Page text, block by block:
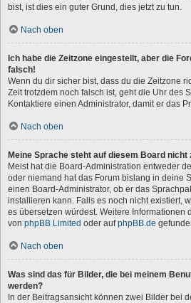
bist, ist dies ein guter Grund, dies jetzt zu tun.
Nach oben
Ich habe die Zeitzone eingestellt, aber die
falsch!
Wenn du dir sicher bist, dass du die Zeitzone
Zeit trotzdem noch falsch ist, geht die Uhr des
Kontaktiere einen Administrator, damit er das
Nach oben
Meine Sprache steht auf diesem Board nicht
Meist hat die Board-Administration entweder
oder niemand hat das Forum bislang in deine
einen Board-Administrator, ob er das
installieren kann. Falls es noch nicht existiert,
es übersetzen würdest. Weitere Informationen
von phpBB Limited oder aufphpBB.de
Nach oben
Was sind das für Bilder, die bei meinem
werden?
In der Beitragsansicht können zwei Bilder bei